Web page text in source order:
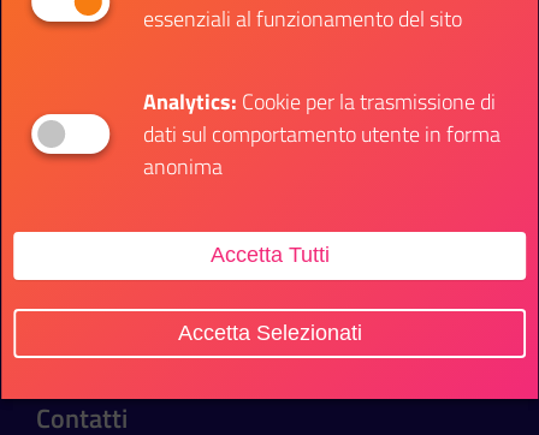
Dipartimento per le Politiche Giovanili e il
Servizio Civile Universale
Contatti
Via della Ferratella in Laterano, 51
00184 Roma - Italia
Contatti
essenziali al funzionamento del sito
Analytics: Cookie per la trasmissione di
dati sul comportamento utente in forma
anonima
Accetta Tutti
Accetta Selezionati